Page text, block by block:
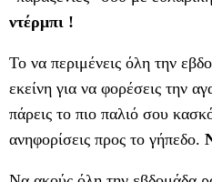
ντέρμπι !
Το να περιμένεις όλη την
εκείνη για να φορέσεις την
πάρεις το πιο παλιό σου
ανηφορίσεις προς το γήπεδο.